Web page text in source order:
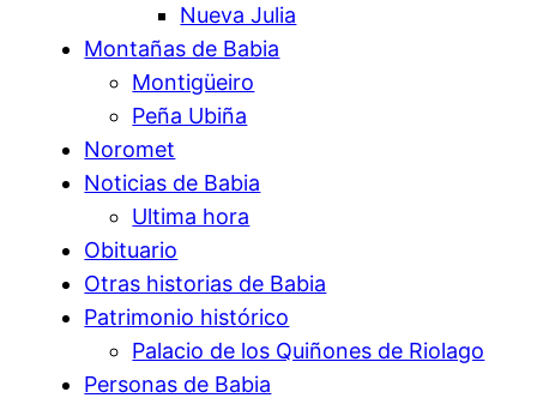
Nueva Julia
Montañas de Babia
Montigüeiro
Peña Ubiña
Noromet
Noticias de Babia
Ultima hora
Obituario
Otras historias de Babia
Patrimonio histórico
Palacio de los Quiñones de Riolago
Personas de Babia